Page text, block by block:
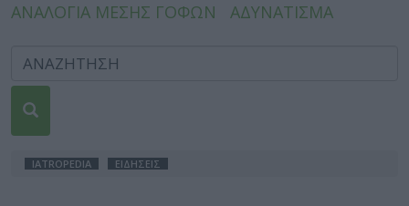
ΑΝΑΛΟΓΙΑ ΜΕΣΗΣ ΓΟΦΩΝ
ΑΔΥΝΑΤΙΣΜΑ
IATROPEDIA ΕΙΔΗΣΕΙΣ